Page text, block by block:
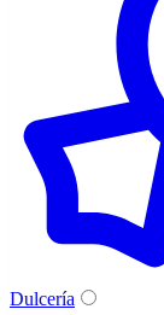
Dulcería